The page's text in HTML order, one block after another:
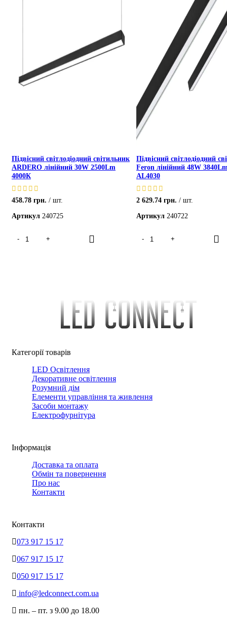
Підвісний світлодіодний світильник
ARDERO лінійний 30W 2500Lm
4000К
458.78 грн.
шт.
Артикул 240725
Підвісний світлодіодний
Feron лінійний 48W
AL4030
2 629.74 грн.
шт.
Артикул 240722
Категорії товарів
LED Освітлення
Декоративне освітлення
Розумний дім
Елементи управління та живлення
Засоби монтажу
Електрофурнітура
Інформація
Доставка та оплата
Обмін та повернення
Про нас
Контакти
Контакти
073 917 15 17
067 917 15 17
050 917 15 17
info@ledconnect.com.ua
пн. – пт. з 9.00 до 18.00